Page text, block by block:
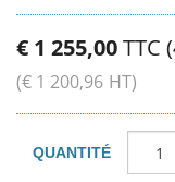
€ 1 255,00TTC
(€ 1 200,96 HT)
QUANTITÉ